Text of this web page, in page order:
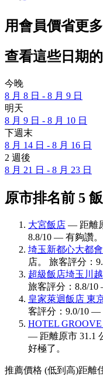
用會員價省更多
查看這些日期
今晚
8 月 8 日 - 8 月 9 日
明天
8 月 9 日 - 8 月 10 日
下週末
8 月 14 日 - 8 月 16 日
2 週後
8 月 21 日 - 8 月 23 日
原市排名前 5
大宮飯店 — 距離
8.8/10 — 有夠讚。
埼玉新都心大都
店。 旅客評分：
超級飯店埼玉川越
旅客評分：8.8/10
皇家萊迴飯店 東
客評分：9.0/10 —
HOTEL
— 距離原市 31.1
好極了。
推薦價格 (低到高)距離